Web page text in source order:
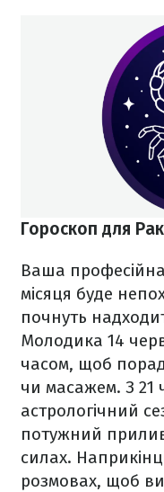
Гороскоп для
Ваша
місяця буде
почнуть
Молодика 14
часом, щоб
чи масажем. З 21
астрологічний
потужний
силах.
розмовах, щоб